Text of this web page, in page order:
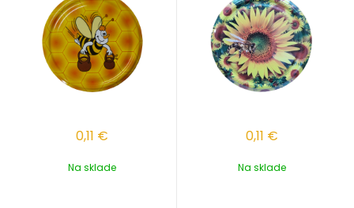
0,11 €
Na sklade
0,11 €
Na sklade